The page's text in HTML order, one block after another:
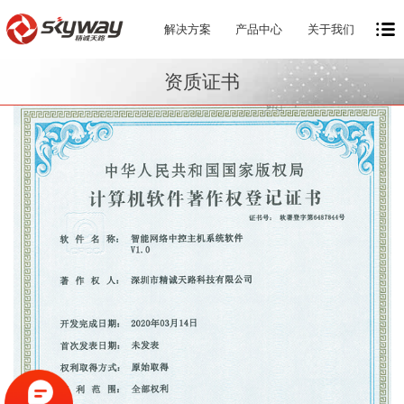
解决方案 产品中心 关于我们
资质证书